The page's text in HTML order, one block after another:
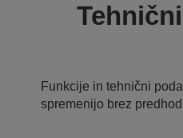
Funkcije in tehnični
spremenijo brez